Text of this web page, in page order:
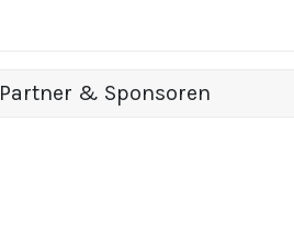
Partner & Sponsoren